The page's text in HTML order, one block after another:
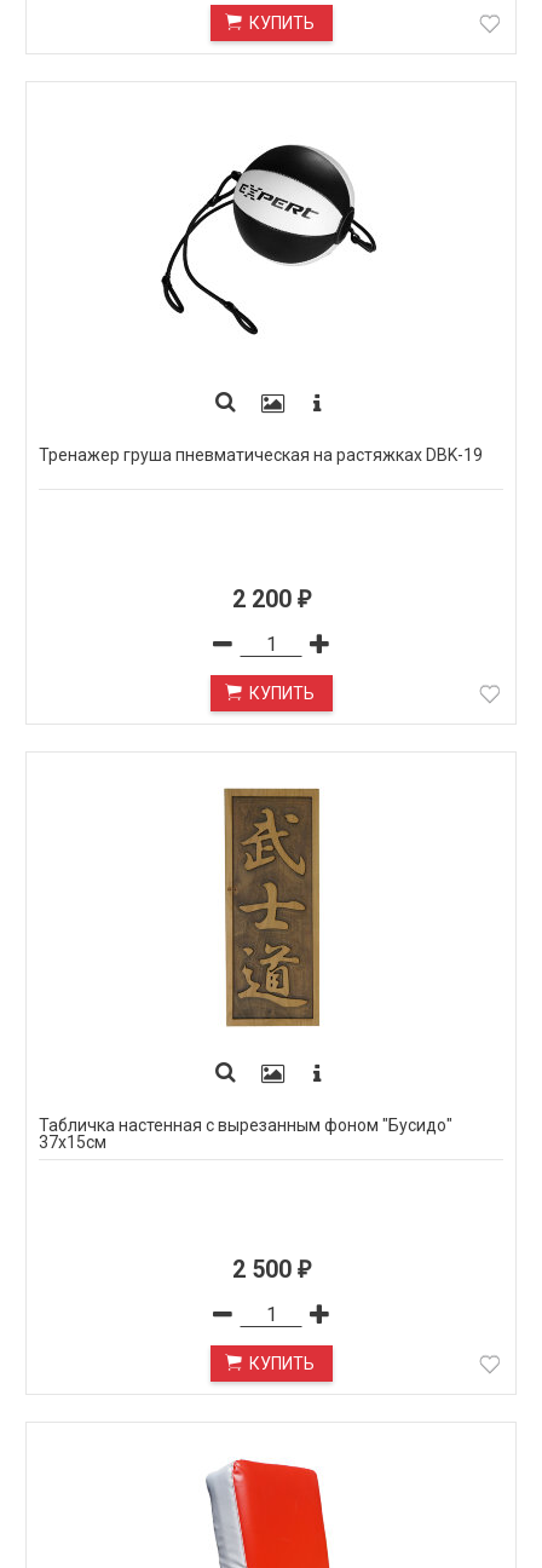
КУПИТЬ
Тренажер груша пневматическая на растяжках DBK-19
2 200 ₽
КУПИТЬ
Табличка настенная с вырезанным фоном "Бусидо"
37х15см
2 500 ₽
КУПИТЬ